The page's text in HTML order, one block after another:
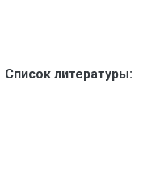
Список литературы: